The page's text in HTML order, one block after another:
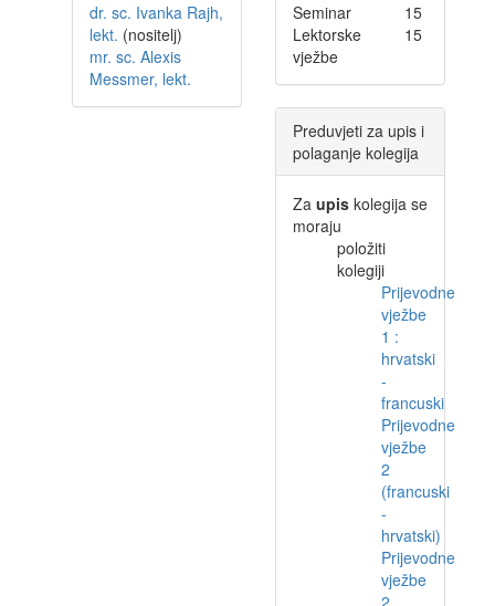
dr. sc. Ivanka Rajh,
lekt. (nositelj)
mr. sc. Alexis
Messmer, lekt.
Seminar
15
Lektorske
vježbe
15
Preduvjeti za upis i
polaganje kolegija
Za upis kolegija se
moraju
položiti
kolegiji
Prijevodne
vježbe
1 :
hrvatski
-
francuski
Prijevodne
vježbe
2
(francuski
-
hrvatski)
Prijevodne
vježbe
2